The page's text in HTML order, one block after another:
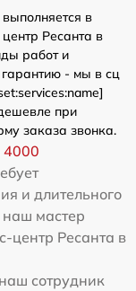
выполняется в
Ресанта в
работ и
- мы в сц
при
заказа звонка.
4000
и длительного
наш мастер
центр Ресанта в
сотрудник